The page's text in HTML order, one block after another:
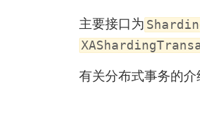
主要接口为
有关分布式事务的